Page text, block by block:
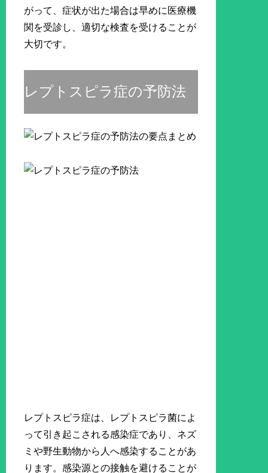
がって、症状が出た場合は早めに医療機
関を受診し、適切な検査を受けることが
大切です。
レプトスピラ症の予防法
レプトスピラ症は、レプトスピラ菌によ
って引き起こされる感染症であり、ネズ
ミや野生動物から人へ感染することがあ
ります。感染源との接触を避けることが